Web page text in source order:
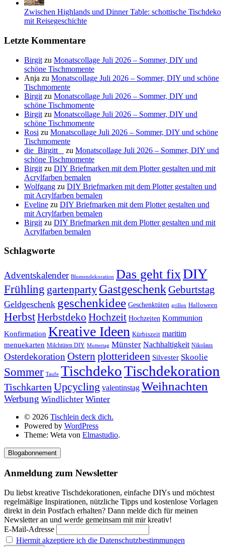
Zwischen Highlands und Dinner Table: schottische Tischdeko
mit Reisegeschichte
Letzte Kommentare
Birgit zu Monatscollage Juli 2026 – Sommer, DIY und
schöne Tischmomente
Anja zu Monatscollage Juli 2026 – Sommer, DIY und schöne
Tischmomente
Birgit zu Monatscollage Juli 2026 – Sommer, DIY und
schöne Tischmomente
Birgit zu Monatscollage Juli 2026 – Sommer, DIY und
schöne Tischmomente
Rosi zu Monatscollage Juli 2026 – Sommer, DIY und schöne
Tischmomente
die_Birgitt _
zu Monatscollage Juli 2026 – Sommer, DIY und
schöne Tischmomente
Birgit zu DIY Briefmarken mit dem Plotter gestalten und mit
Acrylfarben bemalen
Wolfgang zu DIY Briefmarken mit dem Plotter gestalten und
mit Acrylfarben bemalen
Eveline zu DIY Briefmarken mit dem Plotter gestalten und
mit Acrylfarben bemalen
Birgit zu DIY Briefmarken mit dem Plotter gestalten und mit
Acrylfarben bemalen
Schlagworte
Adventskalender Blumendekoration Das geht fixDIY
Frühling gartenparty GastgeschenkGeburtstag
Geldgeschenk geschenkidee Geschenktüten grillen Halloween
HerbstHerbstdeko Hochzeit Hochzeiten Kommunion
Konfirmation Kreative Ideen Kürbiszeit maritim
menuekarten Milchtüten DIY Muttertag Münster Nachhaltigkeit Nikolaus
Osterdekoration Ostern plotterideen Silvester Skoolie
Sommer Taufe TischdekoTischdekoration
Tischkarten Upcycling valentinstag Weihnachten
Werbung Windlichter Winter
© 2026 Tischlein deck dich.
Powered by WordPress
Theme: Weta von Elmastudio.
Blogabonnement
Anmeldung zum Newsletter
Du liebst kreative Tischdekorationen, einfache DIYs und möchtest
regelmäßige Inspirationen, nützliche Tipps und kostenlose Vorlagen
direkt in dein Postfach erhalten? Dann melde dich für meinen
Newsletter an und werde gemeinsam mit mir kreativ!
E-Mail-Adresse
Hiermit akzeptiere ich die Datenschutzbestimmungen